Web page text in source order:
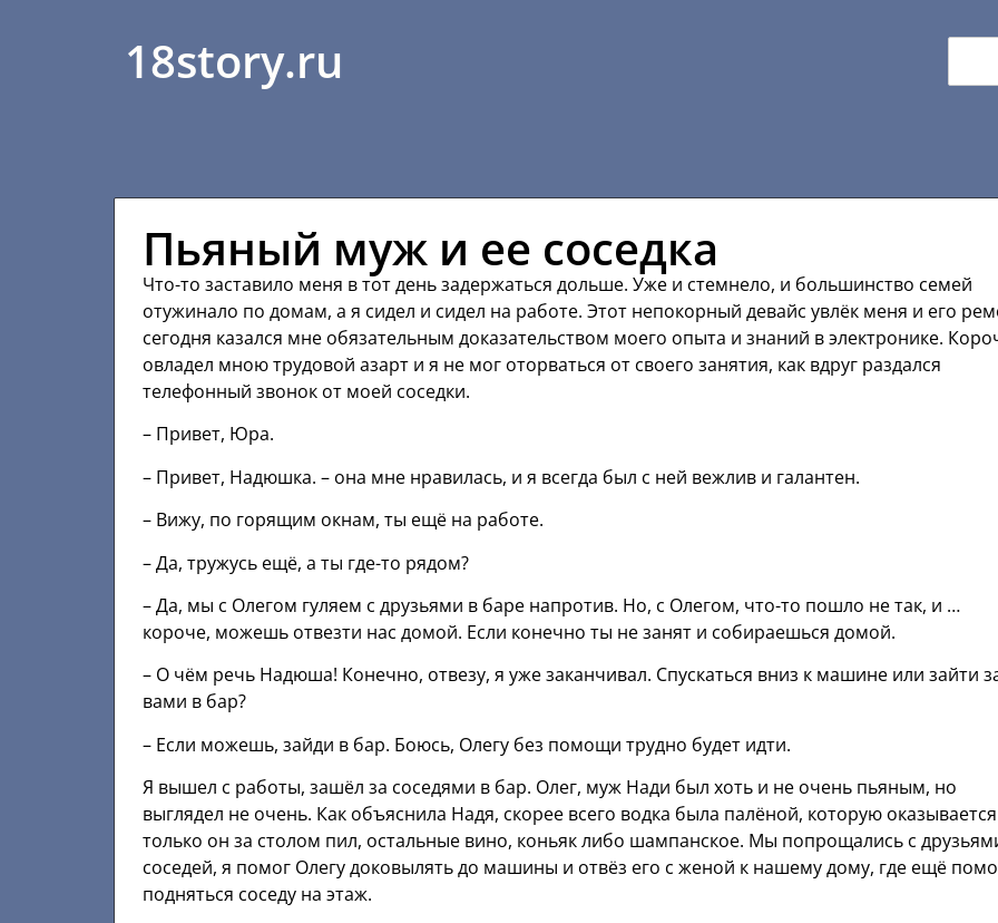
18story.ru
Пьяный муж и ее соседка
Что-то заставило меня в тот день задержаться дольше. Уже и стемнело, и большинство семей
отужинало по домам, а я сидел и сидел на работе. Этот непокорный девайс увлёк меня и его
сегодня казался мне обязательным доказательством моего опыта и знаний в электронике.
овладел мною трудовой азарт и я не мог оторваться от своего занятия, как вдруг раздался
телефонный звонок от моей соседки.
– Привет, Юра.
– Привет, Надюшка. – она мне нравилась, и я всегда был с ней вежлив и галантен.
– Вижу, по горящим окнам, ты ещё на работе.
– Да, тружусь ещё, а ты где-то рядом?
– Да, мы с Олегом гуляем с друзьями в баре напротив. Но, с Олегом, что-то пошло не так, и …
короче, можешь отвезти нас домой. Если конечно ты не занят и собираешься домой.
– О чём речь Надюша! Конечно, отвезу, я уже заканчивал. Спускаться вниз к машине или зайти
вами в бар?
– Если можешь, зайди в бар. Боюсь, Олегу без помощи трудно будет идти.
Я вышел с работы, зашёл за соседями в бар. Олег, муж Нади был хоть и не очень пьяным, но
выглядел не очень. Как объяснила Надя, скорее всего водка была палёной, которую оказывается
только он за столом пил, остальные вино, коньяк либо шампанское. Мы попрощались с
соседей, я помог Олегу доковылять до машины и отвёз его с женой к нашему дому, где ещё
подняться соседу на этаж.